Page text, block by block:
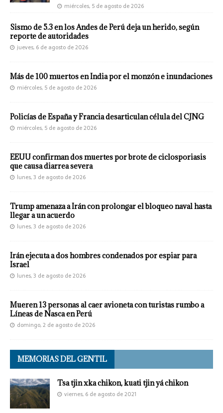
miércoles, 5 de agosto de 2026
Sismo de 5.3 en los Andes de Perú deja un herido, según
reporte de autoridades
jueves, 6 de agosto de 2026
Más de 100 muertos en India por el monzón e inundaciones
miércoles, 5 de agosto de 2026
Policías de España y Francia desarticulan célula del CJNG
miércoles, 5 de agosto de 2026
EEUU confirman dos muertes por brote de ciclosporiasis
que causa diarrea severa
lunes, 3 de agosto de 2026
Trump amenaza a Irán con prolongar el bloqueo naval hasta
llegar a un acuerdo
lunes, 3 de agosto de 2026
Irán ejecuta a dos hombres condenados por espiar para
Israel
lunes, 3 de agosto de 2026
Mueren 13 personas al caer avioneta con turistas rumbo a
Líneas de Nasca en Perú
domingo, 2 de agosto de 2026
MEMORIAS DEL GENTIL
Tsa tjin xka chikon, kuati tjin yá chikon
viernes, 6 de agosto de 2021